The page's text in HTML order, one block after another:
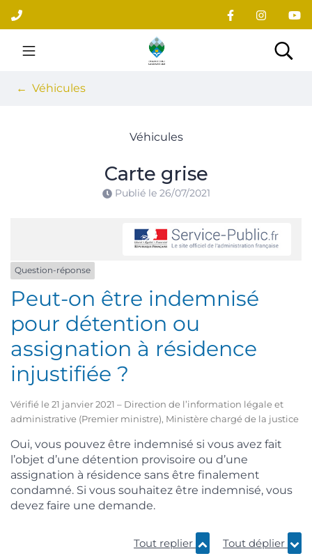
Aller
au
contenu
Site officiel du village
Véhicules
Véhicules
Carte grise
Publié le 26/07/2021
Question-réponse
Peut-on être indemnisé
pour détention ou
assignation à résidence
injustifiée ?
Vérifié le 21 janvier 2021 – Direction de l’information légale et
administrative (Premier ministre), Ministère chargé de la justice
Oui, vous pouvez être indemnisé si vous avez fait
l’objet d’une détention provisoire ou d’une
assignation à résidence sans être finalement
condamné. Si vous souhaitez être indemnisé, vous
devez faire une demande.
Tout replier Tout déplier